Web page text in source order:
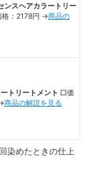
ンスヘアカラートリー
：2178円 →商品の
トリートメント □価
商品の解説を見る
染めたときの仕上